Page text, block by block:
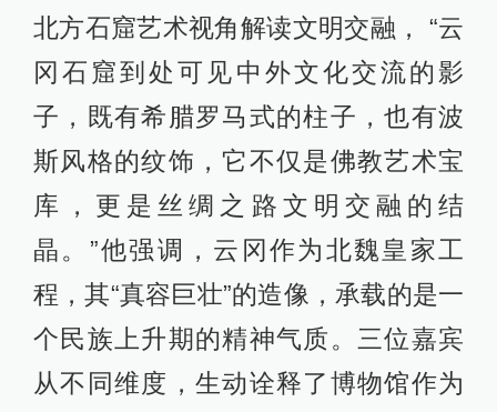
北方石窟艺术视角解读文明交融， “云
冈石窟到处可见中外文化交流的影
子，既有希腊罗马式的柱子，也有波
斯风格的纹饰，它不仅是佛教艺术宝
库，更是丝绸之路文明交融的结
晶。”他强调，云冈作为北魏皇家工
程，其“真容巨壮”的造像，承载的是一
个民族上升期的精神气质。三位嘉宾
从不同维度，生动诠释了博物馆作为